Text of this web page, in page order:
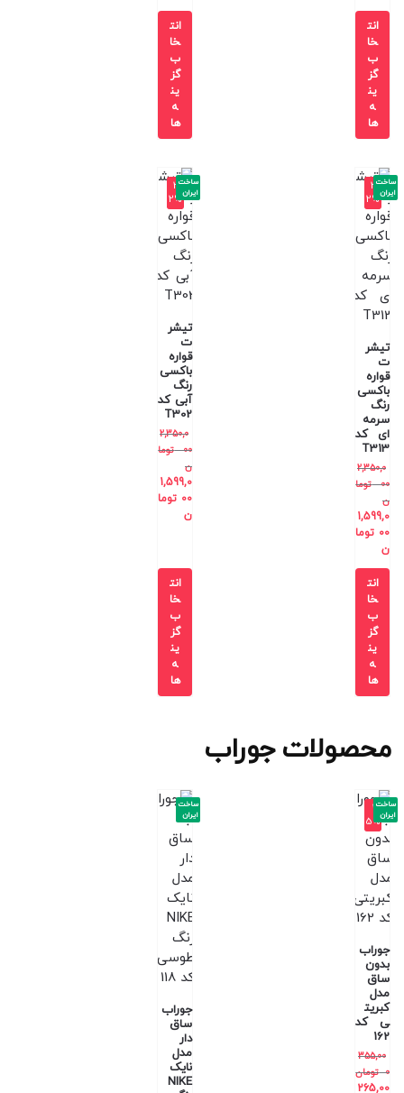
انت
خا
ب
گز
ین
ه
ها
انت
خا
ب
گز
ین
ه
ها
-3
2%
تیشر
ت
قواره
باکسی
رنگ
سرمه
ای کد
T313
2,350,0
00
توما
ن
1,599,0
00 توما
ن
ساخت
ایران
انت
خا
ب
گز
ین
ه
ها
-3
2%
تیشر
ت
قواره
باکسی
رنگ
آبی کد
T302
2,350,0
00
توما
ن
1,599,0
00 توما
ن
ساخت
ایران
انت
خا
ب
گز
ین
ه
ها
محصولات جوراب
-2
5%
جوراب
بدون
ساق
مدل
کبریت
ی کد
162
355,00
0 تومان
265,00
ساخت
ایران
جوراب
ساق
دار
مدل
نایک
NIKE
ساخت
ایران